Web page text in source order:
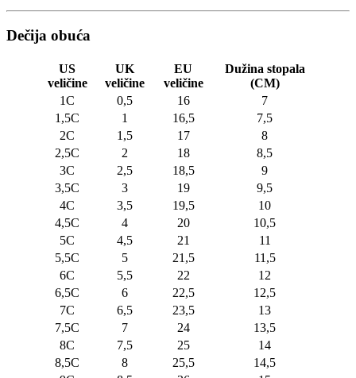
Dečija obuća
US
veličine
UK
veličine
EU
veličine
Dužina stopala
(CM)
1C
0,5 16
7
1,5C
1 16,5
7,5
2C
1,5 17
8
2,5C
2 18
8,5
3C
2,5 18,5
9
3,5C
3 19
9,5
4C
3,5 19,5
10
4,5C
4 20
10,5
5C
4,5 21
11
5,5C
5 21,5
11,5
6C
5,5 22
12
6,5C
6 22,5
12,5
7C
6,5 23,5
13
7,5C
7 24
13,5
8C
7,5 25
14
8,5C
8 25,5
14,5